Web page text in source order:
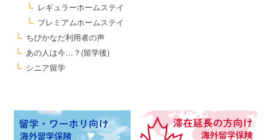
レギュラーホームステイ
プレミアムホームステイ
ちびかなだ利用者の声
あの人は今…？(留学後)
シニア留学